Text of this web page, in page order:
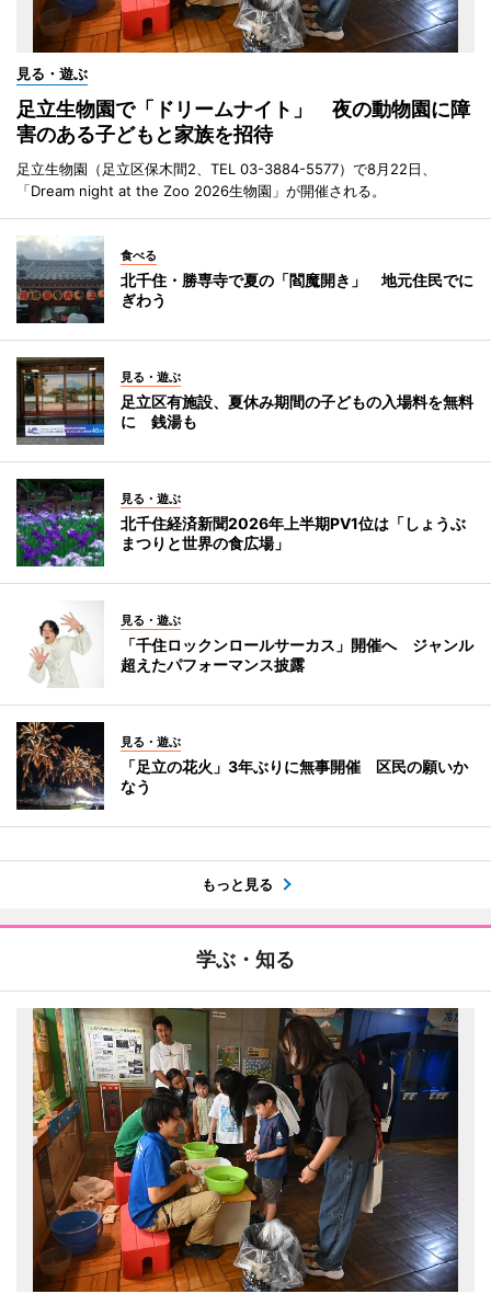
見る・遊ぶ
足立生物園で「ドリームナイト」 夜の動物園に障
害のある子どもと家族を招待
足立生物園（足立区保木間2、TEL 03-3884-5577）で8月22日、
「Dream night at the Zoo 2026生物園」が開催される。
食べる
北千住・勝専寺で夏の「閻魔開き」 地元住民でに
ぎわう
見る・遊ぶ
足立区有施設、夏休み期間の子どもの入場料を無料
に 銭湯も
見る・遊ぶ
北千住経済新聞2026年上半期PV1位は「しょうぶ
まつりと世界の食広場」
見る・遊ぶ
「千住ロックンロールサーカス」開催へ ジャンル
超えたパフォーマンス披露
見る・遊ぶ
「足立の花火」3年ぶりに無事開催 区民の願いか
なう
もっと見る
学ぶ・知る